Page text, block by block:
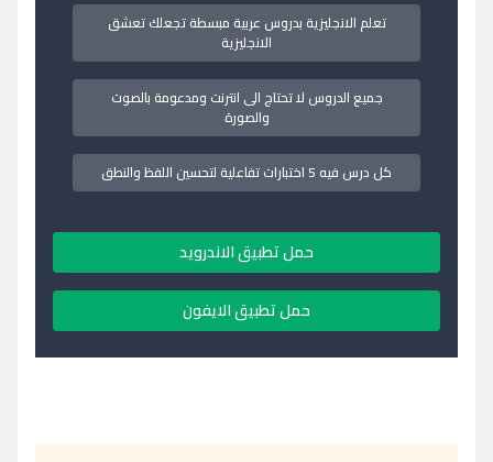
تعلم الانجليزية بدروس عربية مبسطة تجعلك تعشق
الانجليزية
جميع الدروس لا تحتاج الى انترنت ومدعومة بالصوت
والصورة
كل درس فيه 5 اختبارات تفاعلية لتحسين اللفظ والنطق
حمل تطبيق الاندرويد
حمل تطبيق الايفون